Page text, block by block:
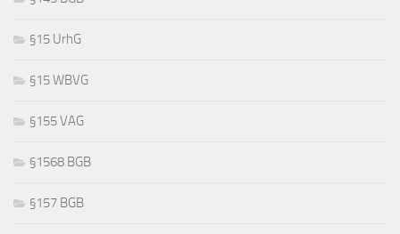
§15 UrhG
§15 WBVG
§155 VAG
§1568 BGB
§157 BGB